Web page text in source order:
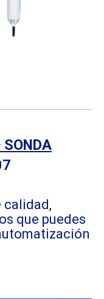
SONDA
calidad,
que puedes